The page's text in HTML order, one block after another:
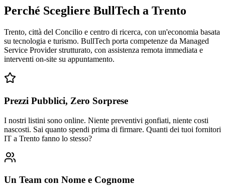
Perché Scegliere BullTech a Trento
Trento, città del Concilio e centro di ricerca, con un'economia basata
su tecnologia e turismo. BullTech porta competenze da Managed
Service Provider strutturato, con assistenza remota immediata e
interventi on-site su appuntamento.
Prezzi Pubblici, Zero Sorprese
I nostri listini sono online. Niente preventivi gonfiati, niente costi
nascosti. Sai quanto spendi prima di firmare. Quanti dei tuoi fornitori
IT a Trento fanno lo stesso?
Un Team con Nome e Cognome